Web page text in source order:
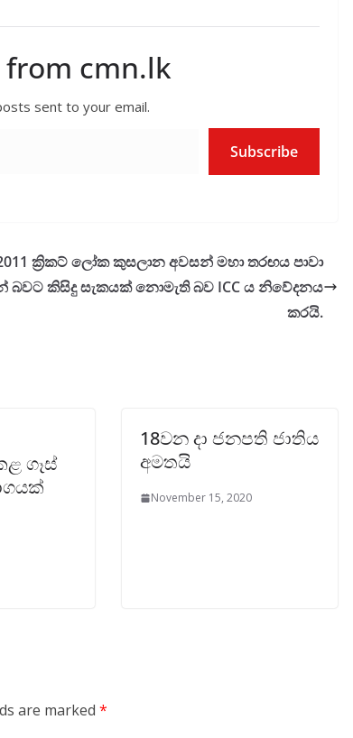
from cmn.lk
sent to your email.
Subscribe
ක්‍රිකට් ලෝක කුසලාන අවසන් මහා තරඟය පාවා
බවට කිසිදු සැකයක් නොමැති බව ICC ය නිවේදනය
කරයි.
ගෑස්
18වන දා ජනපති ජාතිය
අමතයි
November 15, 2020
are marked *